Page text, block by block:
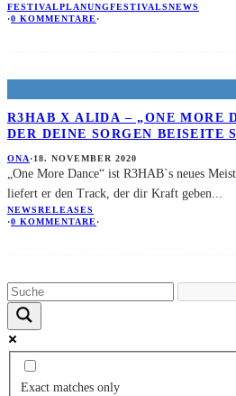
FESTIVALPLANUNGFESTIVALSNEWS
·0 KOMMENTARE·
R3HAB X ALIDA – „ONE MORE
DER DEINE SORGEN BEISEITE
ONA·18. NOVEMBER 2020
„One More Dance“ ist R3HAB`s neues
liefert er den Track, der dir Kraft geben...
NEWSRELEASES
·0 KOMMENTARE·
Exact matches only